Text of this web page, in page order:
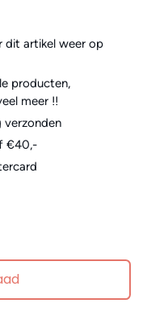
dit artikel weer op
producten,
meer !!
verzonden
€40,-